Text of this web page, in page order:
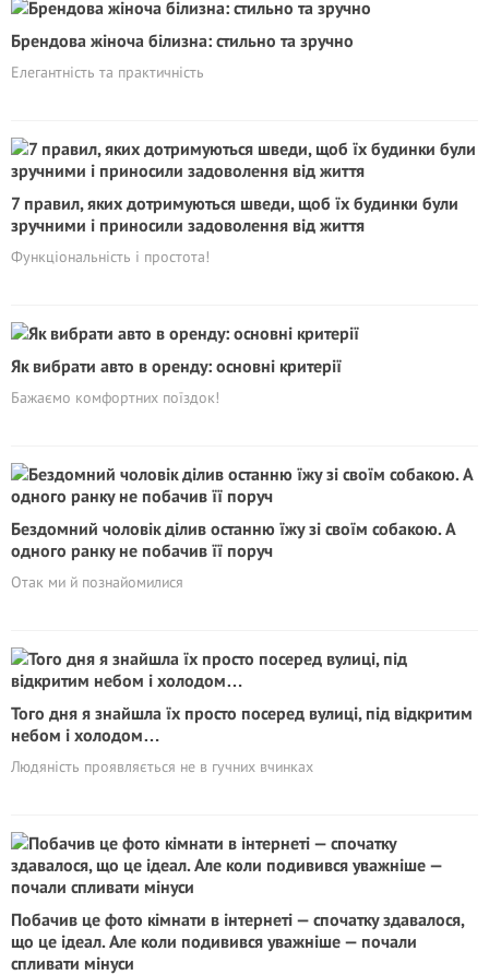
Брендова жіноча білизна: стильно та зручно
Елегантність та практичність
7 правил, яких дотримуються шведи, щоб їх будинки були
зручними і приносили задоволення від життя
Функціональність і простота!
Як вибрати авто в оренду: основні критерії
Бажаємо комфортних поїздок!
Бездомний чоловік ділив останню їжу зі своїм собакою. А
одного ранку не побачив її поруч
Отак ми й познайомилися
Того дня я знайшла їх просто посеред вулиці, під відкритим
небом і холодом…
Людяність проявляється не в гучних вчинках
Побачив це фото кімнати в інтернеті — спочатку здавалося,
що це ідеал. Але коли подивився уважніше — почали
спливати мінуси